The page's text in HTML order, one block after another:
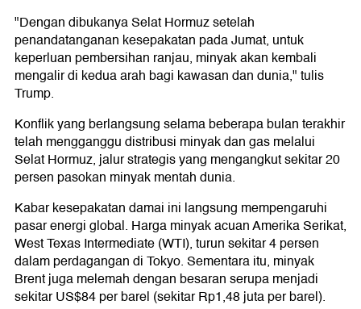
"Dengan dibukanya Selat Hormuz setelah
penandatanganan kesepakatan pada Jumat, untuk
keperluan pembersihan ranjau, minyak akan kembali
mengalir di kedua arah bagi kawasan dan dunia," tulis
Trump.
Konflik yang berlangsung selama beberapa bulan terakhir
telah mengganggu distribusi minyak dan gas melalui
Selat Hormuz, jalur strategis yang mengangkut sekitar 20
persen pasokan minyak mentah dunia.
Kabar kesepakatan damai ini langsung mempengaruhi
pasar energi global. Harga minyak acuan Amerika Serikat,
West Texas Intermediate (WTI), turun sekitar 4 persen
dalam perdagangan di Tokyo. Sementara itu, minyak
Brent juga melemah dengan besaran serupa menjadi
sekitar US$84 per barel (sekitar Rp1,48 juta per barel).